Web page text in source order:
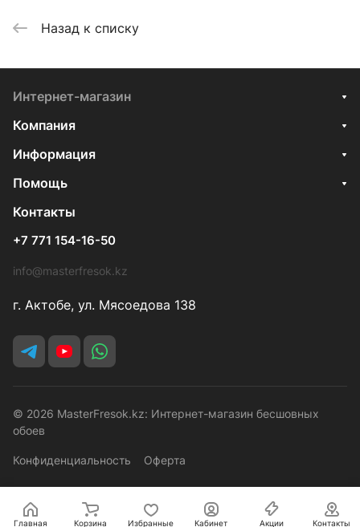
Назад к списку
Интернет-магазин
Компания
Информация
Помощь
Контакты
+7 771 154-16-50
info@masterfresok.kz
г. Актобе, ул. Мясоедова 138
© 2026 MasterFresok.kz: Интернет-магазин бесшовных
обоев
Конфиденциальность Оферта
Главная Корзина Избранные Кабинет Акции Контакты